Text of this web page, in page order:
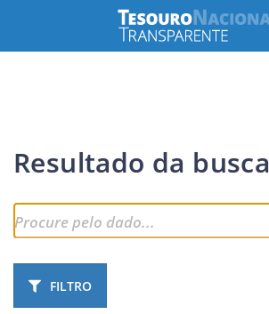
Resultado da busca
FILTRO